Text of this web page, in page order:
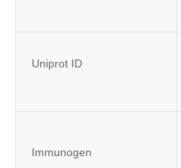
Uniprot ID
Immunogen